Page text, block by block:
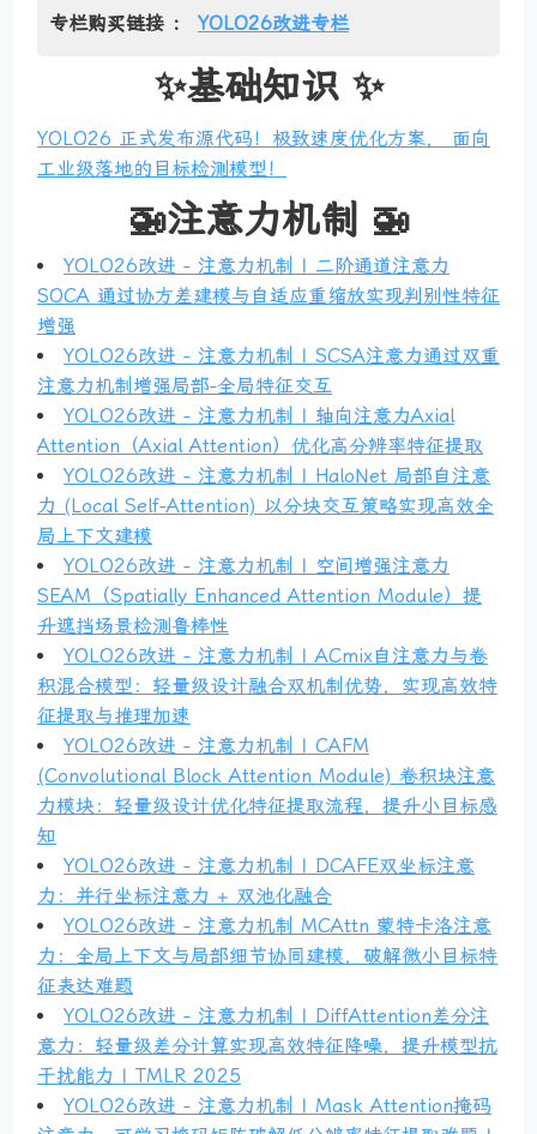
专栏购买链接 ： YOLO26改进专栏
✨基础知识 ✨
YOLO26 正式发布源代码！极致速度优化方案， 面向
工业级落地的目标检测模型！
🚁注意力机制 🚁
YOLO26改进 - 注意力机制 | 二阶通道注意力
SOCA 通过协方差建模与自适应重缩放实现判别性特征
增强
YOLO26改进 - 注意力机制 | SCSA注意力通过双重
注意力机制增强局部-全局特征交互
YOLO26改进 - 注意力机制 | 轴向注意力Axial
Attention（Axial Attention）优化高分辨率特征提取
YOLO26改进 - 注意力机制 | HaloNet 局部自注意
力 (Local Self-Attention) 以分块交互策略实现高效全
局上下文建模
YOLO26改进 - 注意力机制 | 空间增强注意力
SEAM（Spatially Enhanced Attention Module）提
升遮挡场景检测鲁棒性
YOLO26改进 - 注意力机制 | ACmix自注意力与卷
积混合模型：轻量级设计融合双机制优势，实现高效特
征提取与推理加速
YOLO26改进 - 注意力机制 | CAFM
(Convolutional Block Attention Module) 卷积块注意
力模块：轻量级设计优化特征提取流程，提升小目标感
知
YOLO26改进 - 注意力机制 | DCAFE双坐标注意
力：并行坐标注意力 + 双池化融合
YOLO26改进 - 注意力机制 MCAttn 蒙特卡洛注意
力：全局上下文与局部细节协同建模，破解微小目标特
征表达难题
YOLO26改进 - 注意力机制 | DiffAttention差分注
意力：轻量级差分计算实现高效特征降噪，提升模型抗
干扰能力 | TMLR 2025
YOLO26改进 - 注意力机制 | Mask Attention掩码